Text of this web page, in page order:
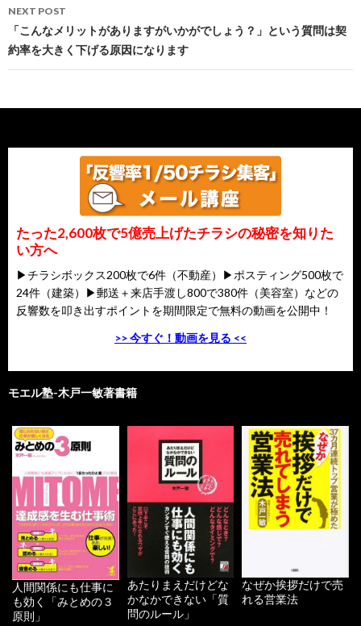
NEXT POST
「こんなメリットがありますがいかがでしょう？」という質問は契
約率を大きく下げる原因になります
たった2,600枚で5億売上げたチラシの秘密を知りた
い方へ
▶チラシボックス200枚で6件（不動産）▶ポスティング500枚で
24件（建築）▶郵送＋来店手渡し800で380件（美容室）などの
反響数を叩き出すポイントを期間限定で無料の動画を公開中！
>> 今すぐ！動画を見る <<
モエル塾-木戸一敏著書籍
人間関係にも仕事に
も効く「みとめの３
原則」
あたりまえだけどな
かなかできない「質
問のルール」
なぜか挨拶だけで売
れる営業法